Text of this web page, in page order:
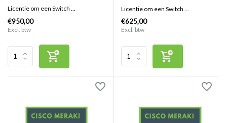
Licentie om een Switch ...
€950,00
Excl. btw
Licentie om een Switch ...
€625,00
Excl. btw